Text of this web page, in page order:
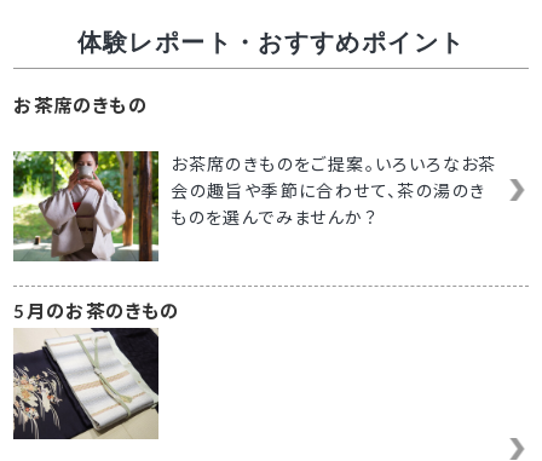
体験レポート・おすすめポイント
お茶席のきもの
お茶席のきものをご提案。いろいろなお茶
会の趣旨や季節に合わせて、茶の湯のき
ものを選んでみませんか？
5月のお茶のきもの